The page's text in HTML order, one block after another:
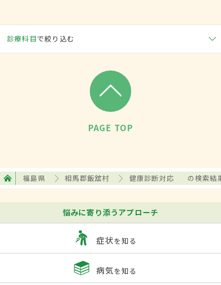
診療科目で絞り込む
PAGE TOP
福島県 相馬郡飯舘村 健康診断対応 の検索結
悩みに寄り添うアプローチ
症状を知る
病気を知る